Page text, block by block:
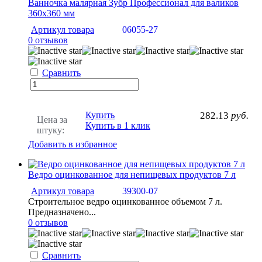
Ванночка малярная Зубр Профессионал для валиков
360х360 мм
Артикул товара
06055-27
0 отзывов
Сравнить
Цена за
штуку:
282.13 руб.
Купить
Купить в 1 клик
Добавить в избранное
Ведро оцинкованное для непищевых продуктов 7 л
Артикул товара
39300-07
Строительное ведро оцинкованное объемом 7 л.
Предназначено...
0 отзывов
Сравнить